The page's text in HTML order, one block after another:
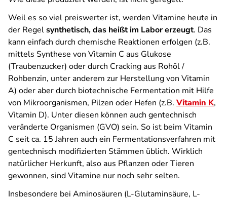
Weil es so viel preiswerter ist, werden Vitamine heute in
der Regelsynthetisch, das heißt im Labor erzeugt. Das
kann einfach durch chemische Reaktionen erfolgen (z.B.
mittels Synthese von Vitamin C aus Glukose
(Traubenzucker) oder durch Cracking aus Rohöl /
Rohbenzin, unter anderem zur Herstellung von Vitamin
A) oder aber durch biotechnische Fermentation mit Hilfe
von Mikroorganismen, Pilzen oder Hefen (z.B. Vitamin K,
Vitamin D). Unter diesen können auch gentechnisch
veränderte Organismen (GVO) sein. So ist beim Vitamin
C seit ca. 15 Jahren auch ein Fermentationsverfahren mit
gentechnisch modifizierten Stämmen üblich. Wirklich
natürlicher Herkunft, also aus Pflanzen oder Tieren
gewonnen, sind Vitamine nur noch sehr selten.
Insbesondere bei Aminosäuren (L-Glutaminsäure, L-